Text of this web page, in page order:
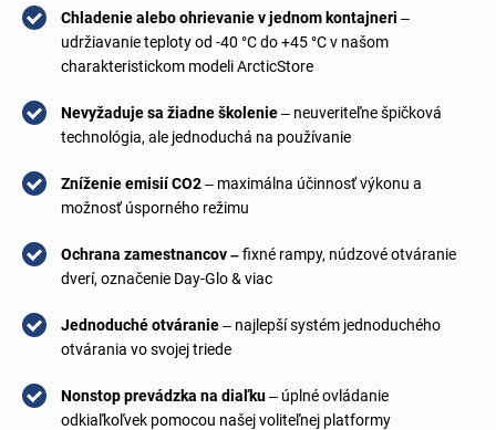
Chladenie alebo ohrievanie v jednom kontajneri –
udržiavanie teploty od -40 °C do +45 °C v našom
charakteristickom modeli ArcticStore
Nevyžaduje sa žiadne školenie– neuveriteľne špičková
technológia, ale jednoduchá na používanie
Zníženie emisií CO2– maximálna účinnosť výkonu a
možnosť úsporného režimu
Ochrana zamestnancov –fixné rampy, núdzové otváranie
dverí, označenie Day-Glo & viac
Jednoduché otváranie– najlepší systém jednoduchého
otvárania vo svojej triede
Nonstop prevádzka na diaľku– úplné ovládanie
odkiaľkoľvek pomocou našej voliteľnej platformy